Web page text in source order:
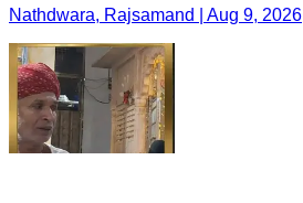
Nathdwara, Rajsamand | Aug 9, 2026